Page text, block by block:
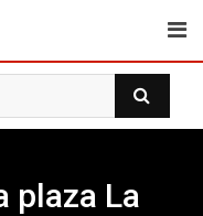
plaza La